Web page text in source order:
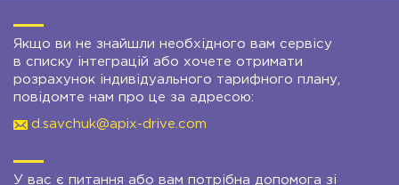
Якщо ви не знайшли необхідного вам сервісу
в списку інтеграцій або хочете отримати
розрахунок індивідуального тарифного плану,
повідомте нам про це за адресою:
d.savchuk@apix-drive.com
У вас є питання або вам потрібна допомога зі